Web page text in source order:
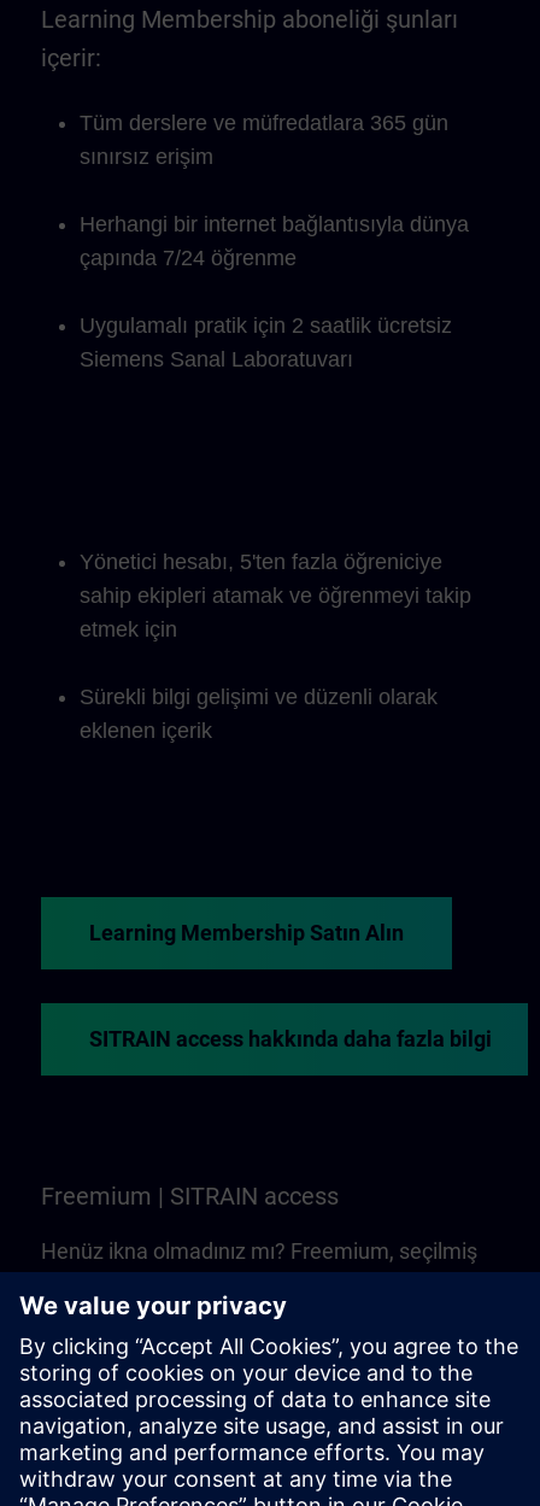
Learning Membership aboneliği şunları
içerir:
Tüm derslere ve müfredatlara 365 gün
sınırsız erişim
Herhangi bir internet bağlantısıyla dünya
çapında 7/24 öğrenme
Uygulamalı pratik için 2 saatlik ücretsiz
Siemens Sanal Laboratuvarı
Yönetici hesabı, 5'ten fazla öğreniciye
sahip ekipleri atamak ve öğrenmeyi takip
etmek için
Sürekli bilgi gelişimi ve düzenli olarak
eklenen içerik
Learning Membership Satın Alın
SITRAIN access hakkında daha fazla bilgi
Freemium | SITRAIN access
Henüz ikna olmadınız mı? Freemium, seçilmiş
kurslarını tanıma yerinizdir. Ücretsizdir –
Learning Membership'ne gerek yok!
Deneyin Freemium | SITRAIN access